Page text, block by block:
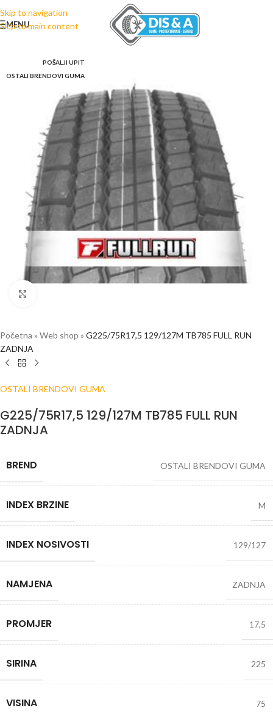
Skip to navigation
Skip to main content
MENU
POŠALJI UPIT
OSTALI BRENDOVI GUMA
Početna » Web shop » G225/75R17,5 129/127M TB785 FULL RUN
ZADNJA
OSTALI BRENDOVI GUMA
G225/75R17,5 129/127M TB785 FULL RUN
ZADNJA
BREND OSTALI BRENDOVI GUMA
INDEX BRZINE M
INDEX NOSIVOSTI 129/127
NAMJENA ZADNJA
PROMJER 17,5
SIRINA 225
VISINA 75